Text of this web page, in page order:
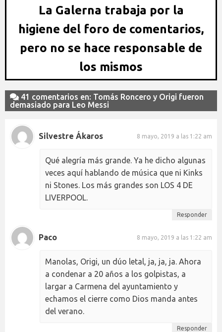
La Galerna trabaja por la
higiene del foro de comentarios,
pero no se hace responsable de
los mismos
41 comentarios en: Tomás Roncero y Origi fueron
demasiado para Leo Messi
Silvestre Ákaros 8 mayo, 2019 a las 1:22 am
Qué alegría más grande. Ya he dicho algunas
veces aquí hablando de música que ni Kinks
ni Stones. Los más grandes son LOS 4 DE
LIVERPOOL.
Responder
Paco 8 mayo, 2019 a las 1:22 am
Manolas, Origi, un dúo letal, ja, ja, ja. Ahora
a condenar a 20 años a los golpistas, a
largar a Carmena del ayuntamiento y
echamos el cierre como Dios manda antes
del verano.
Responder